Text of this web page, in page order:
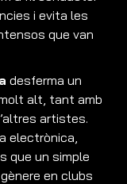
i evita les
que van
desferma un
alt, tant amb
artistes.
electrònica,
que un simple
en clubs